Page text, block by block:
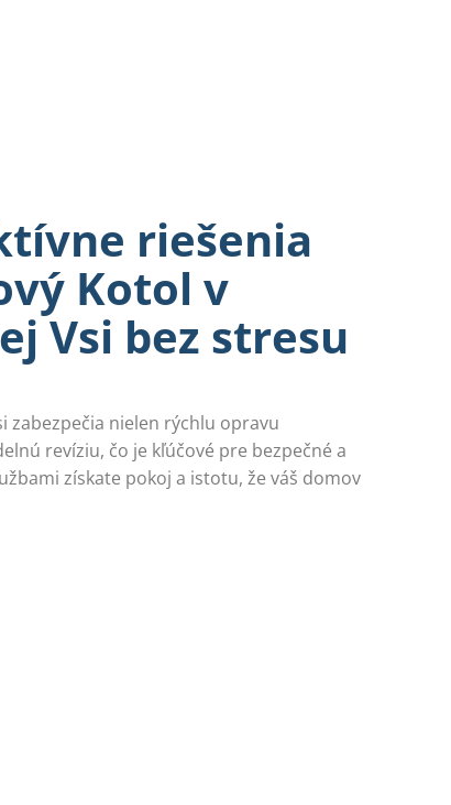
riešenia
Kotol v
Vsi bez stresu
zabezpečia nielen rýchlu opravu
revíziu, čo je kľúčové pre bezpečné a
získate pokoj a istotu, že váš domov